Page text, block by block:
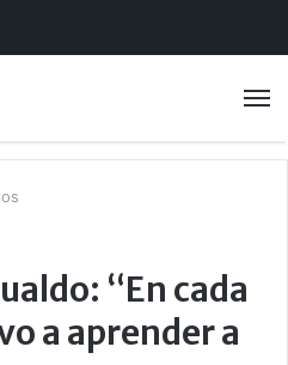
“En cada
a aprender a